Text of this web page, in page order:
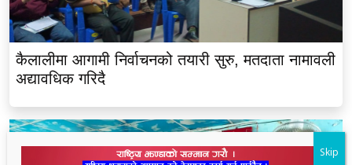
कैलालीमा आगामी निर्वाचनको तयारी सुरु, मतदाता नामावली
अद्यावधिक गरिदै
Skip